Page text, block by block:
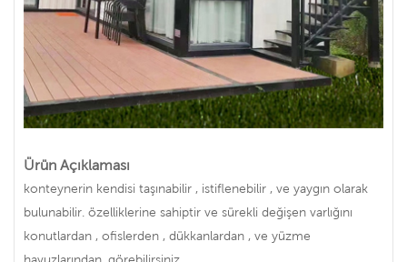
Ürün Açıklaması
konteynerin kendisi taşınabilir , istiflenebilir , ve yaygın olarak
bulunabilir. özelliklerine sahiptir ve sürekli değişen varlığını
konutlardan , ofislerden , dükkanlardan , ve yüzme